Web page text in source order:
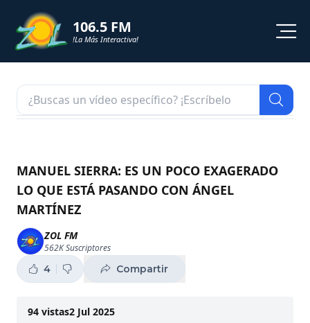
106.5 FM
!La Más Interactiva!
NOTICIAS
SHORTS
PODCAST
ZOL TV
MANUEL SIERRA: ES UN POCO EXAGERADO
LO QUE ESTÁ PASANDO CON ÁNGEL
MARTÍNEZ
ZOL FM
562KSuscriptores
4 Compartir
94 vistas2 Jul 2025